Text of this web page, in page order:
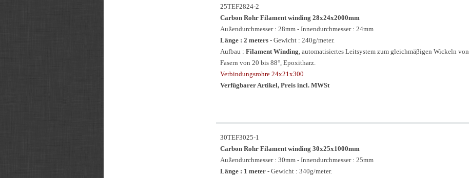
25TEF2824-2
Carbon Rohr Filament winding 28x24x2000mm
Außendurchmesser : 28mm - Innendurchmesser : 24mm
Länge : 2 meters - Gewicht : 240g/meter.
Aufbau : Filament Winding, automatisiertes Leitsystem zum gleichmäβigen Wickeln von
Fasern von 20 bis 88°, Epoxitharz.
Verbindungsrohre 24x21x300
Verfügbarer Artikel, Preis incl. MWSt
30TEF3025-1
Carbon Rohr Filament winding 30x25x1000mm
Außendurchmesser : 30mm - Innendurchmesser : 25mm
Länge : 1 meter - Gewicht : 340g/meter.